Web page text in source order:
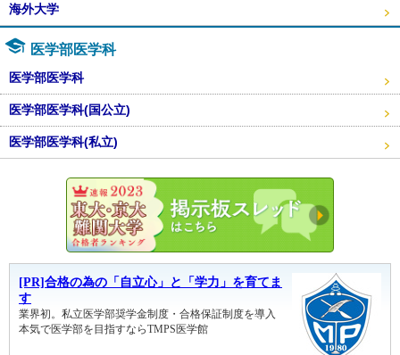
海外大学
医学部医学科
医学部医学科
医学部医学科(国公立)
医学部医学科(私立)